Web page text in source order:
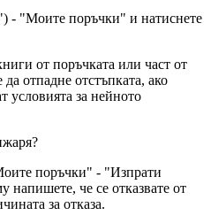
- "Моите поръчки" и натиснете
от поръчката или част от
отпадне отстъпката, ако
условията за нейното
поръчки" - "Изпрати
че се отказвате от
за отказа.